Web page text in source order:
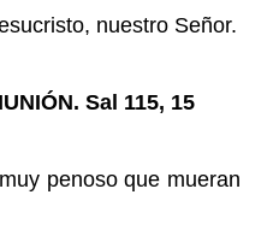
nuestro Señor.
Sal 115, 15
penoso que mueran